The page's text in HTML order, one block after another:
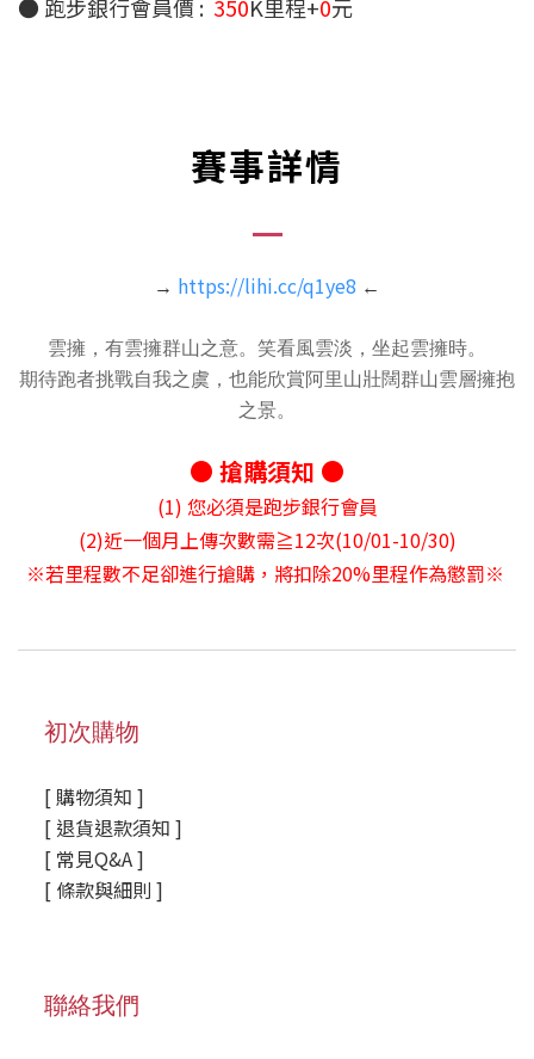
● ​跑步銀行會員價 : 350K里程+0元
賽事詳情
→ https://lihi.cc/q1ye8 ←
雲擁，有雲擁群山之意。笑看風雲淡，坐起雲擁時。
期待跑者挑戰自我之虞，也能欣賞阿里山壯闊群山雲層擁抱
之景。
● 搶購須知 ●
(1) 您必須是跑步銀行會員
(2)近一個月上傳次數需≧12次(10/01-10/30)
※若里程數不足卻進行搶購，將扣除20%里程作為懲罰※ ​
初次購物
[ 購物須知 ]
[ 退貨退款須知 ]
[ 常見Q&A ]
[ 條款與細則 ]
聯絡我們